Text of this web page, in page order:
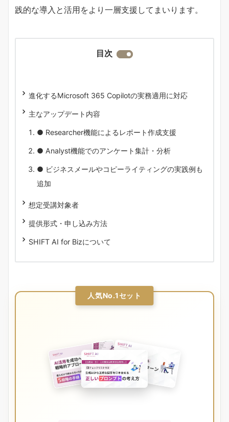
践的な導入と活用をより一層支援してまいります。
目次
進化するMicrosoft 365 Copilotの実務適用に対応
主なアップデート内容
● Researcher機能によるレポート作成支援
● Analyst機能でのアンケート集計・分析
● ビジネスメールやコピーライティングの実践例も
追加
想定受講対象者
提供形式・申し込み方法
SHIFT AI for Bizについて
人気No.1セット